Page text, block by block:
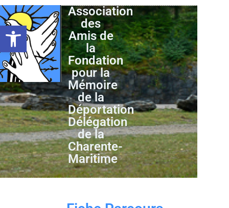
Ouvrir la barre d’outils
Association
des
Amis de
la
Fondation
pour la
Mémoire
de la
Déportation
Délégation
de la
Charente-
Maritime